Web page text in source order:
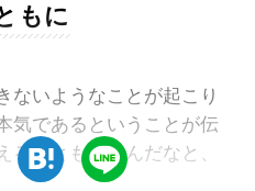
もに
ないようなことが起こり
気であるということが伝
ることもあるんだなと、